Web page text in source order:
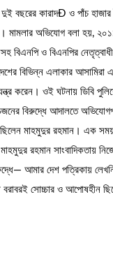
কারাদÐ ও পাঁচ হাজার
মামলার অভিযোগ বলা হয়,
বিএনপি ও বিএনপির
বিভিন্ন এলাকার
করেন। ওই ঘটনায় ডিবি
বিরুদ্ধে আদালতে
মাহমুদুর রহমান। এক সময়
রহমান সাংবাদিকতায়
আমার দেশ পত্রিকায়
বরাবরই সোচ্চার ও আপোষহীন